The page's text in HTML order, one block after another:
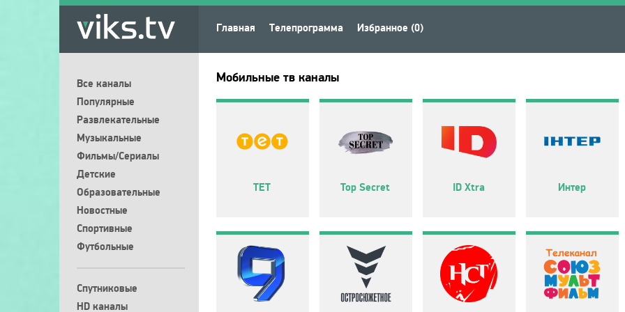
Главная Телепрограмма Избранное (0)
Все каналы
Популярные
Развлекательные
Музыкальные
Фильмы/Сериалы
Детские
Образовательные
Новостные
Спортивные
Футбольные
Спутниковые
HD каналы
Мобильные тв каналы
ТЕТ Top Secret ID Xtra Интер